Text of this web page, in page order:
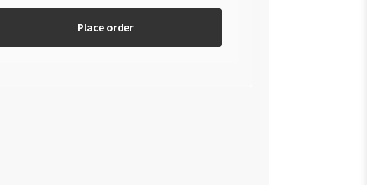
Place order